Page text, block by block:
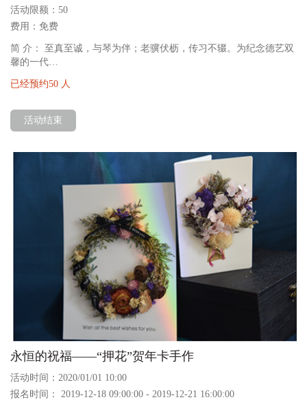
微信
微青博
活动限额：50
费用：免费
简 介： 至真至诚，与琴为伴；老骥伏枥，传习不辍。为纪念德艺双
馨的一代…
已经预约50 人
活动结束
永恒的祝福——“押花”贺年卡手作
活动时间：2020/01/01 10:00
报名时间： 2019-12-18 09:00:00 - 2019-12-21 16:00:00